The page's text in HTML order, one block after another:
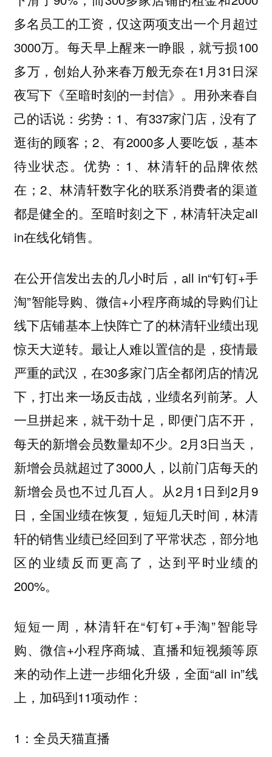
多名员工的工资，仅这两项支出一个月超过
3000万。每天早上醒来一睁眼，就亏损100
多万，创始人孙来春万般无奈在1月31日深
夜写下《至暗时刻的一封信》。用孙来春自
己的话说：劣势：1、有337家门店，没有了
逛街的顾客；2、有2000多人要吃饭，基本
待业状态。优势：1、林清轩的品牌依然
在；2、林清轩数字化的联系消费者的渠道
都是健全的。至暗时刻之下，林清轩决定all
in在线化销售。
在公开信发出去的几小时后，all in“钉钉+手
淘”智能导购、微信+小程序商城的导购们让
线下店铺基本上快阵亡了的林清轩业绩出现
惊天大逆转。最让人难以置信的是，疫情最
严重的武汉，在30多家门店全都闭店的情况
下，打出来一场反击战，业绩名列前茅。人
一旦拼起来，就干劲十足，即便门店不开，
每天的新增会员数量却不少。2月3日当天，
新增会员就超过了3000人，以前门店每天的
新增会员也不过几百人。从2月1日到2月9
日，全国业绩在恢复，短短几天时间，林清
轩的销售业绩已经回到了平常状态，部分地
区的业绩反而更高了，达到平时业绩的
200%。
短短一周，林清轩在“钉钉+手淘”智能导
购、微信+小程序商城、直播和短视频等原
来的动作上进一步细化升级，全面“all in”线
上，加码到11项动作：
1：全员天猫直播